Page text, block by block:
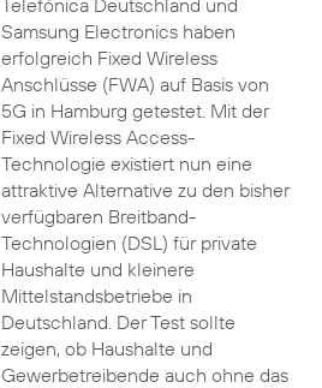
Telefónica Deutschland und
Samsung Electronics haben
erfolgreich Fixed Wireless
Anschlüsse (FWA) auf Basis von
5G in Hamburg getestet. Mit der
Fixed Wireless Access-
Technologie existiert nun eine
attraktive Alternative zu den bisher
verfügbaren Breitband-
Technologien (DSL) für private
Haushalte und kleinere
Mittelstandsbetriebe in
Deutschland. Der Test sollte
zeigen, ob Haushalte und
Gewerbetreibende auch ohne das